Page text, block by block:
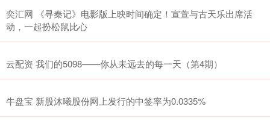
奕汇网 《寻秦记》电影版上映时间确定！宣萱与古天乐出席活
动，一起扮松鼠比心
云配资 我们的5098——你从未远去的每一天（第4期）
牛盘宝 新股沐曦股份网上发行的中签率为0.0335%